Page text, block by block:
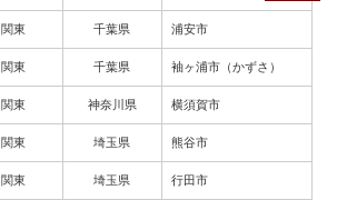
関東 千葉県 浦安市
関東 千葉県 袖ヶ浦市（かずさ）
関東 神奈川県 横須賀市
関東 埼玉県 熊谷市
関東 埼玉県 行田市